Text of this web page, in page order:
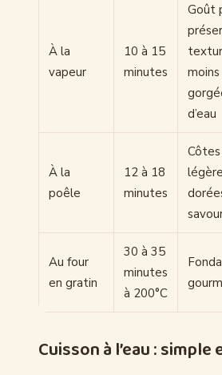
À la
vapeur
10 à 15
minutes
Goût
moins
d’eau
À la
poêle
12 à 18
minutes
Côtes
Au four
en gratin
30 à 35
minutes
à 200°C
Cuisson à l’eau :